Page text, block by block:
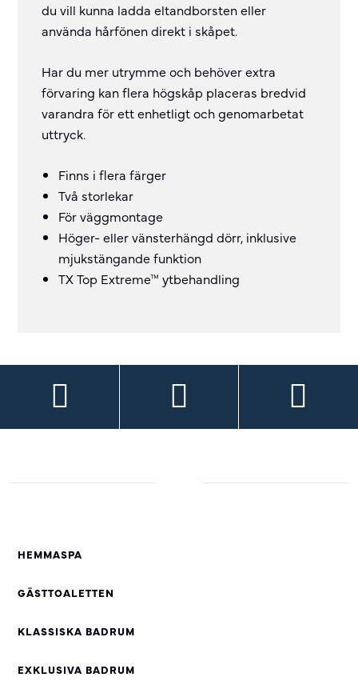
du vill kunna ladda eltandborsten eller
använda hårfönen direkt i skåpet.
Har du mer utrymme och behöver extra
förvaring kan flera högskåp placeras bredvid
varandra för ett enhetligt och genomarbetat
uttryck.
Finns i flera färger
Två storlekar
För väggmontage
Höger- eller vänsterhängd dörr, inklusive
mjukstängande funktion
TX Top Extreme™ ytbehandling
HEMMASPA
GÄSTTOALETTEN
KLASSISKA BADRUM
EXKLUSIVA BADRUM